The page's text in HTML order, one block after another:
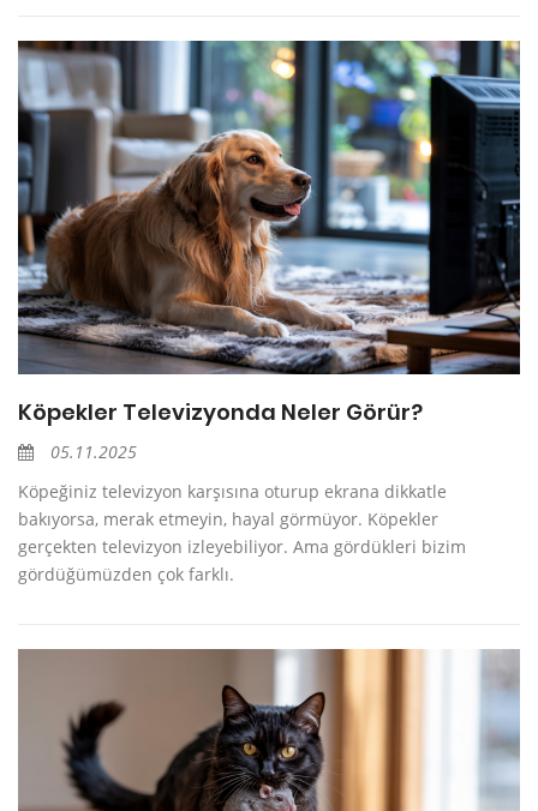
Köpekler Televizyonda Neler Görür?
05.11.2025
Köpeğiniz televizyon karşısına oturup ekrana dikkatle
bakıyorsa, merak etmeyin, hayal görmüyor. Köpekler
gerçekten televizyon izleyebiliyor. Ama gördükleri bizim
gördüğümüzden çok farklı.